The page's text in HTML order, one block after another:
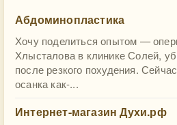
Абдоминопластика
Хочу поделиться опытом —
Хлысталова в клинике Солей,
после резкого похудения.
осанка как-...
Интернет-магазин Духи.рф